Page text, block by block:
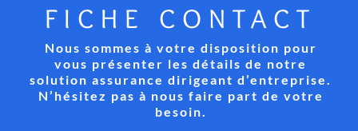
FICHE CONTACT
Nous sommes à votre disposition pour
vous présenter les détails de notre
solution assurance dirigeant d’entreprise.
N’hésitez pas à nous faire part de votre
besoin.